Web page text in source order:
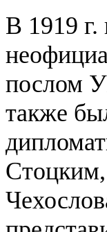
В 1919 г.
послом
также